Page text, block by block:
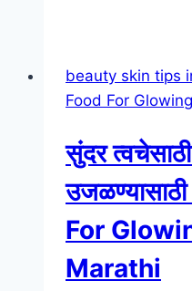
|
Facial
In
Step
By
Step
beauty skin tips
Food For
सुंदर
For
Marathi